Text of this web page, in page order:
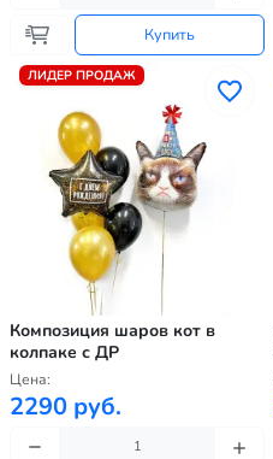
Купить
ЛИДЕР ПРОДАЖ
Композиция шаров кот в
колпаке с ДР
Цена:
2290 руб.